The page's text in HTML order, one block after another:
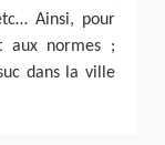
Ainsi, pour
aux normes ;
dans la ville